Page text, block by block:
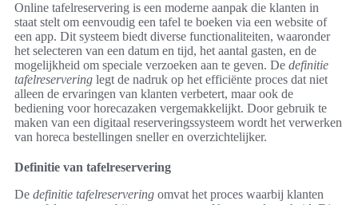
Online tafelreservering is een moderne aanpak die klanten in
staat stelt om eenvoudig een tafel te boeken via een website of
een app. Dit systeem biedt diverse functionaliteiten, waaronder
het selecteren van een datum en tijd, het aantal gasten, en de
mogelijkheid om speciale verzoeken aan te geven. De definitie
tafelreservering legt de nadruk op het efficiënte proces dat niet
alleen de ervaringen van klanten verbetert, maar ook de
bediening voor horecazaken vergemakkelijkt. Door gebruik te
maken van een digitaal reserveringssysteem wordt het verwerken
van horeca bestellingen sneller en overzichtelijker.
Definitie van tafelreservering
De definitie tafelreservering omvat het proces waarbij klanten